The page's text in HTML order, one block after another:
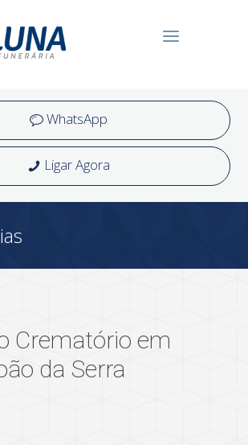
WhatsApp
Ligar Agora
Crematório em
da Serra